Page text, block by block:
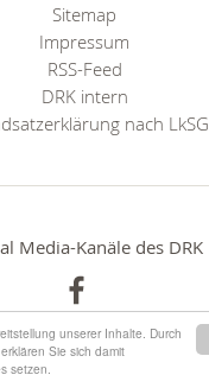
unserer Inhalte. Durch
Sie sich damit
setzen.
Sitemap
Impressum
RSS-Feed
DRK intern
nach LkSG
Media-Kanäle des DRK